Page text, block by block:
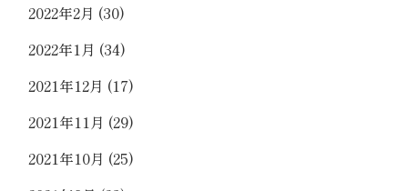
2022年2月 (30)
2022年1月 (34)
2021年12月 (17)
2021年11月 (29)
2021年10月 (25)